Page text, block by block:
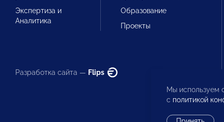
Экспертиза и
Аналитика
Образование
Проекты
Разработка сайта — Flips
Мы используем
с политикой